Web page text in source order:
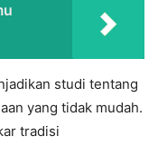
studi tentang
yang tidak mudah.
tradisi